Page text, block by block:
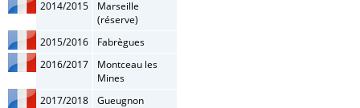
2014/2015
Marseille
(réserve)
2015/2016
Fabrègues
2016/2017
Montceau les
Mines
2017/2018
Gueugnon